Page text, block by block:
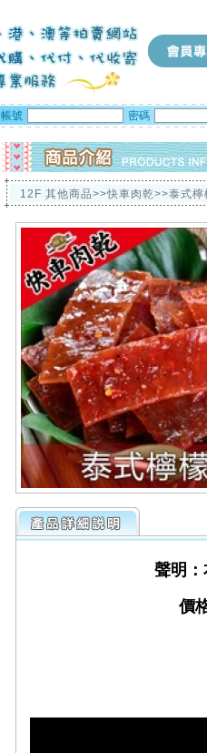
帳號 密碼
12F 其他商品>>快車肉乾>>泰式
聲明
價